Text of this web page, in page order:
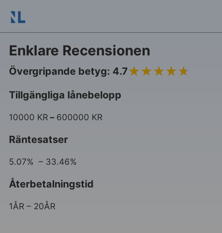
Enklare Recensionen
Övergripande betyg: 4.7
Tillgängliga lånebelopp
10000 KR – 600000 KR
Räntesatser
5.07% – 33.46%
Återbetalningstid
1ÅR – 20ÅR